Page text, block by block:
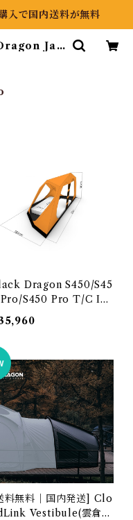
入で国内送料が無料
Jap
Dragon S450/S45
S450 Pro T/C Inn
Tent
料無料｜国内発送] Clo
Vestibule(雲倉) f